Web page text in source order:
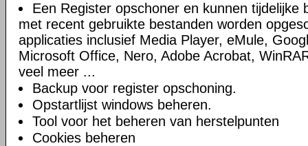
Een Register opschoner en kunnen tijdelijke
met recent gebruikte bestanden worden
applicaties inclusief Media Player, eMule,
Microsoft Office, Nero, Adobe Acrobat,
veel meer ...
Backup voor register opschoning.
Opstartlijst windows beheren.
Tool voor het beheren van herstelpunten
Cookies beheren